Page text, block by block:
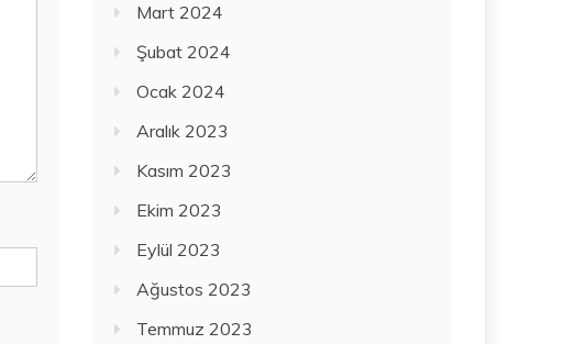
Mart 2024
Şubat 2024
Ocak 2024
Aralık 2023
Kasım 2023
Ekim 2023
Eylül 2023
Ağustos 2023
Temmuz 2023